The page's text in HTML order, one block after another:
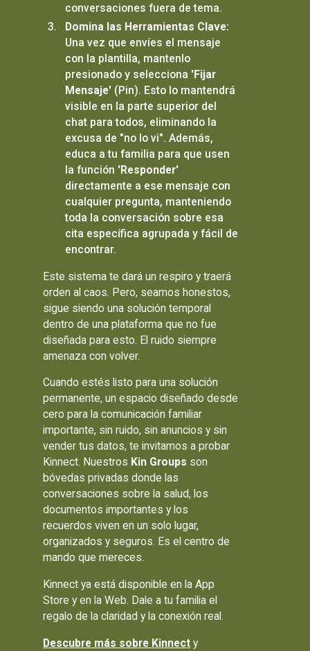
conversaciones fuera de tema.
Domina las Herramientas Clave:
Una vez que envíes el mensaje
con la plantilla, mantenlo
presionado y selecciona 'Fijar
Mensaje'(Pin). Esto lo mantendrá
visible en la parte superior del
chat para todos, eliminando la
excusa de "no lo vi". Además,
educa a tu familia para que usen
la función 'Responder'
directamente a ese mensaje con
cualquier pregunta, manteniendo
toda la conversación sobre esa
cita específica agrupada y fácil de
encontrar.
Este sistema te dará un respiro y traerá
orden al caos. Pero, seamos honestos,
sigue siendo una solución temporal
dentro de una plataforma que no fue
diseñada para esto. El ruido siempre
amenaza con volver.
Cuando estés listo para una solución
permanente, un espacio diseñado desde
cero para la comunicación familiar
importante, sin ruido, sin anuncios y sin
vender tus datos, te invitamos a probar
Kinnect. Nuestros Kin Groups son
bóvedas privadas donde las
conversaciones sobre la salud, los
documentos importantes y los
recuerdos viven en un solo lugar,
organizados y seguros. Es el centro de
mando que mereces.
Kinnect ya está disponible en la App
Store y en la Web. Dale a tu familia el
regalo de la claridad y la conexión real.
Descubre más sobre Kinnect y